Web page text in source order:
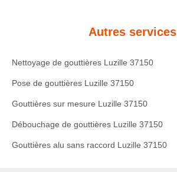
Autres services
Nettoyage de gouttières Luzille 37150
Pose de gouttières Luzille 37150
Gouttières sur mesure Luzille 37150
Débouchage de gouttières Luzille 37150
Gouttières alu sans raccord Luzille 37150